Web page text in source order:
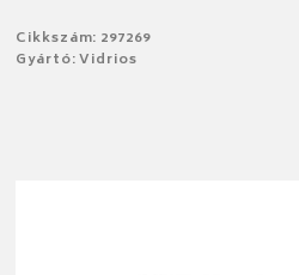
Cikkszám: 297269
Gyártó: Vidrios